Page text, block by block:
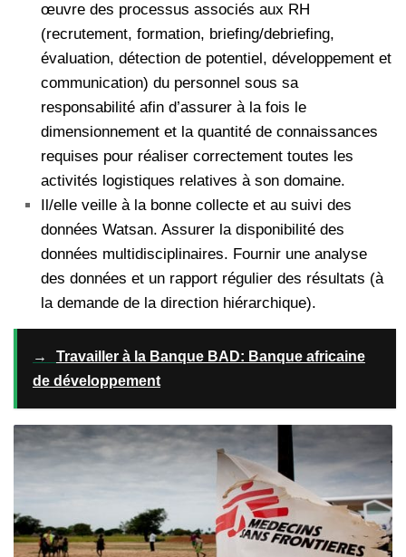
œuvre des processus associés aux RH
(recrutement, formation, briefing/debriefing,
évaluation, détection de potentiel, développement et
communication) du personnel sous sa
responsabilité afin d’assurer à la fois le
dimensionnement et la quantité de connaissances
requises pour réaliser correctement toutes les
activités logistiques relatives à son domaine.
Il/elle veille à la bonne collecte et au suivi des
données Watsan. Assurer la disponibilité des
données multidisciplinaires. Fournir une analyse
des données et un rapport régulier des résultats (à
la demande de la direction hiérarchique).
→
Travailler à la Banque BAD: Banque africaine
de développement